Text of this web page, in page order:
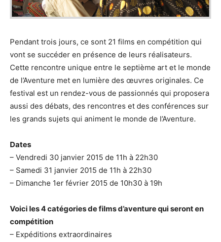
Pendant trois jours, ce sont 21 films en compétition qui
vont se succéder en présence de leurs réalisateurs.
Cette rencontre unique entre le septième art et le monde
de l’Aventure met en lumière des œuvres originales. Ce
festival est un rendez-vous de passionnés qui proposera
aussi des débats, des rencontres et des conférences sur
les grands sujets qui animent le monde de l’Aventure.
Dates
– Vendredi 30 janvier 2015 de 11h à 22h30
– Samedi 31 janvier 2015 de 11h à 22h30
– Dimanche 1er février 2015 de 10h30 à 19h
Voici les 4 catégories de films d’aventure qui seront en
compétition
– Expéditions extraordinaires